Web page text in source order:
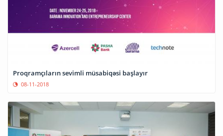
Proqramçıların sevimli müsabiqəsi başlayır
08-11-2018